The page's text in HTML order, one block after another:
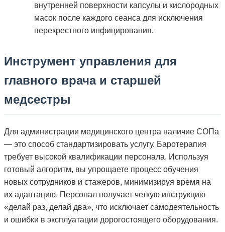
внутренней поверхности капсулы и кислородных
масок после каждого сеанса для исключения
перекрестного инфицирования.
Инструмент управления для
главного врача и старшей
медсестры
Для администрации медицинского центра наличие СОПа
— это способ стандартизировать услугу. Баротерапия
требует высокой квалификации персонала. Используя
готовый алгоритм, вы упрощаете процесс обучения
новых сотрудников и стажеров, минимизируя время на
их адаптацию. Персонал получает четкую инструкцию
«делай раз, делай два», что исключает самодеятельность
и ошибки в эксплуатации дорогостоящего оборудования.